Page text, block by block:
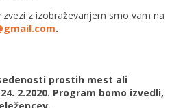
zvezi z izobraževanjem smo vam na
.
prostih mest ali
2.2020. Program bomo izvedli,